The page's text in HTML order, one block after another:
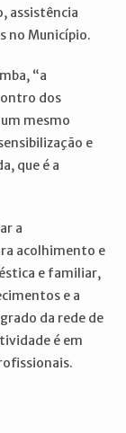
assistência
no Município.
“a
dos
mesmo
e
que é a
a
acolhimento e
e familiar,
e a
da rede de
é em